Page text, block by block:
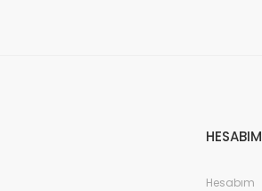
HESABIM
Hesabım